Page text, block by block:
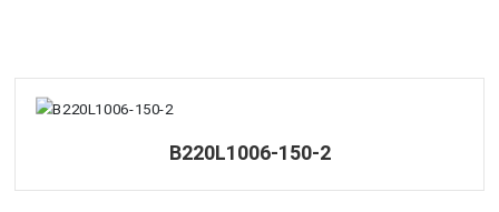
B220L1006-150-2